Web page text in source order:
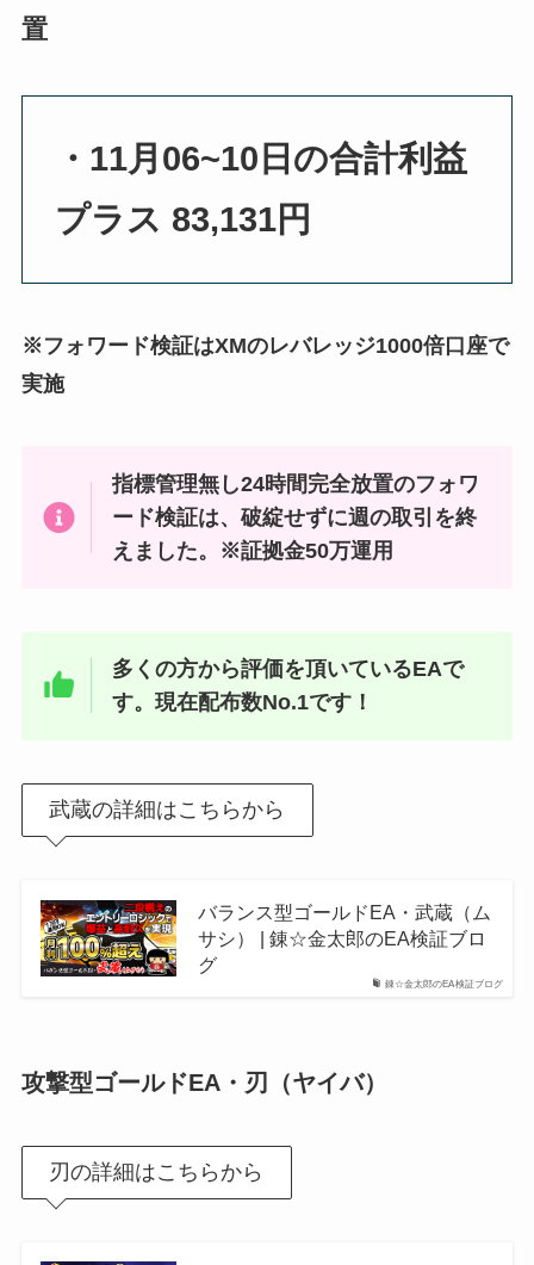
置
・11月06~10日の合計利益
プラス 83,131円
※フォワード検証はXMのレバレッジ1000倍口座で
実施
指標管理無し24時間完全放置のフォワ
ード検証は、破綻せずに週の取引を終
えました。※証拠金50万運用
多くの方から評価を頂いているEAで
す。現在配布数No.1です！
武蔵の詳細はこちらから
錬☆金太郎のEA検証ブログ
バランス型ゴールドEA・武蔵（ム
サシ） | 錬☆金太郎のEA検証ブロ
グ
攻撃型ゴールドEA・刃（ヤイバ）
刃の詳細はこちらから